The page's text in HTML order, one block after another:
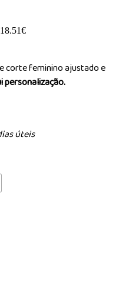
18.51€
corte feminino ajustado e
personalização.
úteis